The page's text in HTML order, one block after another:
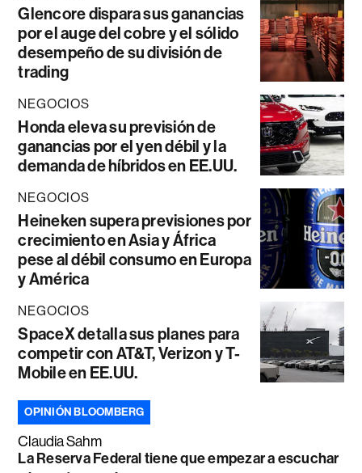
Glencore dispara sus ganancias
por el auge del cobre y el sólido
desempeño de su división de
trading
NEGOCIOS
Honda eleva su previsión de
ganancias por el yen débil y la
demanda de híbridos en EE.UU.
NEGOCIOS
Heineken supera previsiones por
crecimiento en Asia y África
pese al débil consumo en Europa
y América
NEGOCIOS
SpaceX detalla sus planes para
competir con AT&T, Verizon y T-
Mobile en EE.UU.
OPINIÓN BLOOMBERG
Claudia Sahm
La Reserva Federal tiene que empezar a escuchar